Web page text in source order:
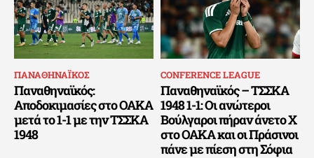
ΠΑΝΑΘΗΝΑΪΚΟΣ
Παναθηναϊκός:
Αποδοκιμασίες στο ΟΑΚΑ
μετά το 1-1 με την ΤΣΣΚΑ
1948
CONFERENCE LEAGUE
Παναθηναϊκός – ΤΣΣΚΑ
1948 1-1: Οι ανώτεροι
Βούλγαροι πήραν άνετο Χ
στο ΟΑΚΑ και οι Πράσινοι
πάνε με πίεση στη Σόφια